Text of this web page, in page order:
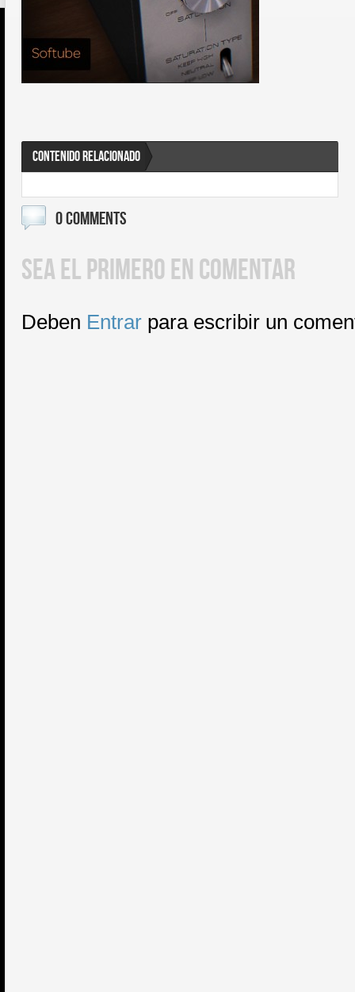
CONTENIDO RELACIONADO
0 COMMENTS
SEA EL PRIMERO EN COMENTAR
Deben Entrar para escribir un